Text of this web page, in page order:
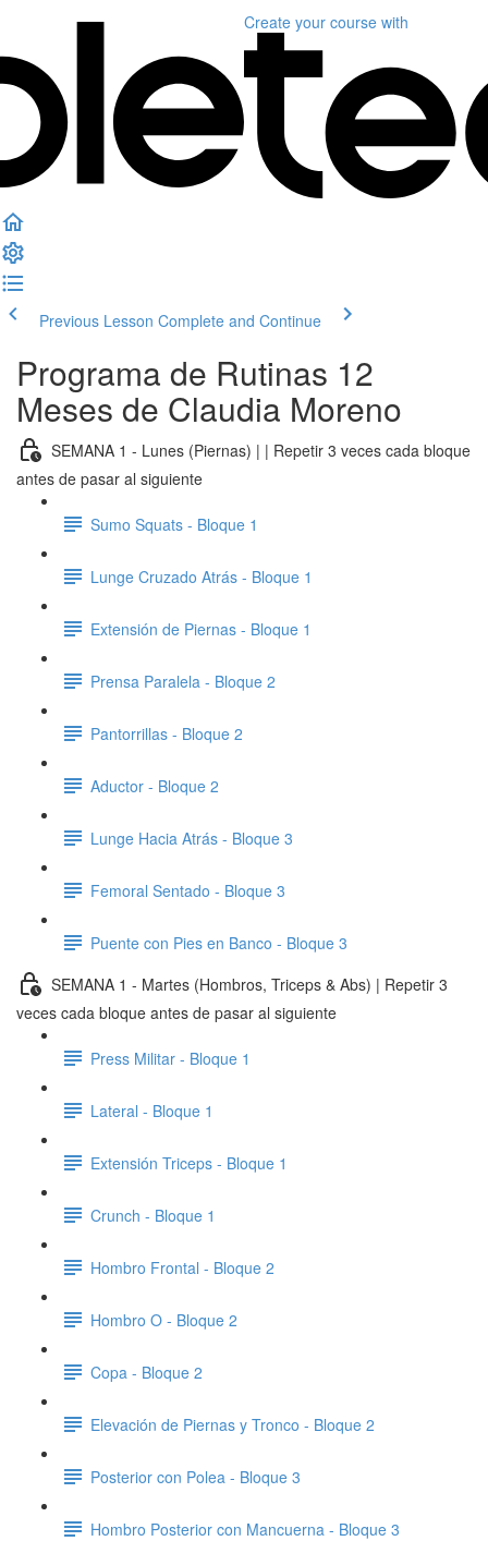
Create your course with
Previous Lesson Complete and Continue
Programa de Rutinas 12
Meses de Claudia Moreno
SEMANA 1 - Lunes (Piernas) | | Repetir 3 veces cada bloque
antes de pasar al siguiente
Sumo Squats - Bloque 1
Lunge Cruzado Atrás - Bloque 1
Extensión de Piernas - Bloque 1
Prensa Paralela - Bloque 2
Pantorrillas - Bloque 2
Aductor - Bloque 2
Lunge Hacia Atrás - Bloque 3
Femoral Sentado - Bloque 3
Puente con Pies en Banco - Bloque 3
SEMANA 1 - Martes (Hombros, Triceps & Abs) | Repetir 3
veces cada bloque antes de pasar al siguiente
Press Militar - Bloque 1
Lateral - Bloque 1
Extensión Triceps - Bloque 1
Crunch - Bloque 1
Hombro Frontal - Bloque 2
Hombro O - Bloque 2
Copa - Bloque 2
Elevación de Piernas y Tronco - Bloque 2
Posterior con Polea - Bloque 3
Hombro Posterior con Mancuerna - Bloque 3